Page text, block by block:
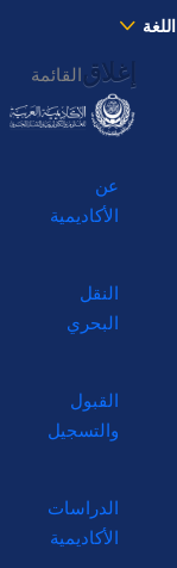
اللغة
إغلاق القائمة
عن
الأكاديمية
النقل
البحري
القبول
والتسجيل
الدراسات
الأكاديمية